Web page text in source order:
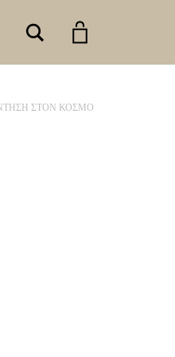
Search
ΣΤΟΝ ΚΟΣΜΟ